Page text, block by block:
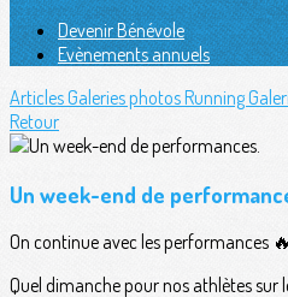
Devenir Bénévole
Evènements annuels
ArticlesGaleries photos Running
Retour
Un week-end de
On continue avec les performances 🔥
Quel dimanche pour nos athlètes sur